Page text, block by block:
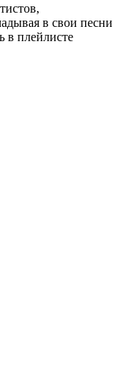
в свои песни
в плейлисте